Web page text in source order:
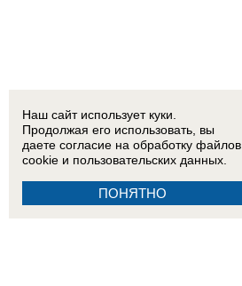
Наш сайт использует куки.
Продолжая его использовать, вы
даете согласие на обработку файлов
cookie и пользовательских данных.
ПОНЯТНО